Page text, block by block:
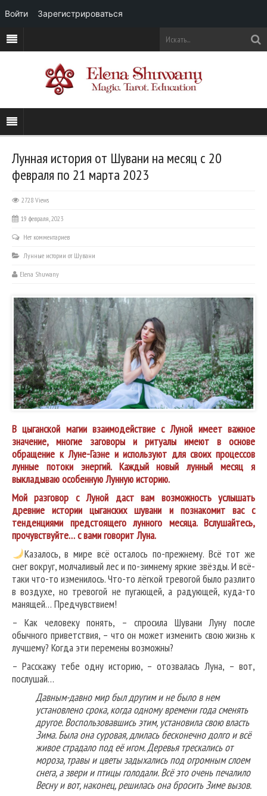
Лунная история от Шувани на месяц с 20
февраля по 21 марта 2023
2728 Views
19 февраля, 2023
Нет комментариев
Лунные истории от Шувани
Elena Shuwany
В цыганской магии взаимодействие с Луной имеет важное
значение, многие заговоры и ритуалы имеют в основе
обращение к Луне-Гаэне и используют для своих процессов
лунные потоки энергий. Каждый новый лунный месяц я
выкладываю особенную Лунную историю.
Мой разговор с Луной даст вам возможность услышать
древние истории цыганских шувани и познакомит вас с
тенденциями предстоящего лунного месяца. Вслушайтесь,
прочувствуйте… с вами говорит Луна.
Казалось, в мире всё осталось по-прежнему. Всё тот же
снег вокруг, молчаливый лес и по-зимнему яркие звёзды. И всё-
таки что-то изменилось. Что-то лёгкой тревогой было разлито
в воздухе, но тревогой не пугающей, а радующей, куда-то
манящей… Предчувствием!
– Как человеку понять, – спросила Шувани Луну после
обычного приветствия, – что он может изменить свою жизнь к
лучшему? Когда эти перемены возможны?
– Расскажу тебе одну историю, – отозвалась Луна, – вот,
послушай…
Давным-давно мир был другим и не было в нем
установлено срока, когда одному времени года сменять
другое. Воспользовавшись этим, установила свою власть
Зима. Была она суровая, длилась бесконечно долго и всё
живое страдало под её игом. Деревья трескались от
мороза, травы и цветы задыхались под огромным слоем
снега, а звери и птицы голодали. Всё это очень печалило
Весну и вот, наконец, решилась она бросить Зиме вызов.
Войти Зарегистрироваться